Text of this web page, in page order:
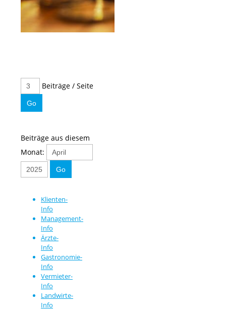
Beiträge / Seite
Beiträge aus diesem
Monat:
Klienten-
Info
Management-
Info
Ärzte-
Info
Gastronomie-
Info
Vermieter-
Info
Landwirte-
Info